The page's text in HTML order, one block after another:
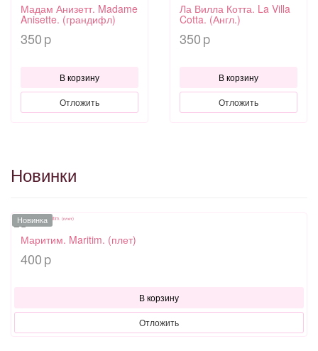
Мадам Анизетт. Madame
Anisette. (грандифл)
350 p
В корзину
Отложить
Ла Вилла Котта. La Villa
Cotta. (Англ.)
350 p
В корзину
Отложить
Новинки
Новинка
Маритим. Maritim. (плет)
400 p
В корзину
Отложить